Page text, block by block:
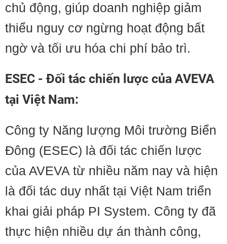
chủ động, giúp doanh nghiệp giảm
thiểu nguy cơ ngừng hoạt động bất
ngờ và tối ưu hóa chi phí bảo trì.
ESEC - Đối tác chiến lược của AVEVA
tại Việt Nam:
Công ty Năng lượng Môi trường Biển
Đông (ESEC) là đối tác chiến lược
của AVEVA từ nhiều năm nay và hiện
là đối tác duy nhất tại Việt Nam triển
khai giải pháp PI System. Công ty đã
thực hiện nhiều dự án thành công,